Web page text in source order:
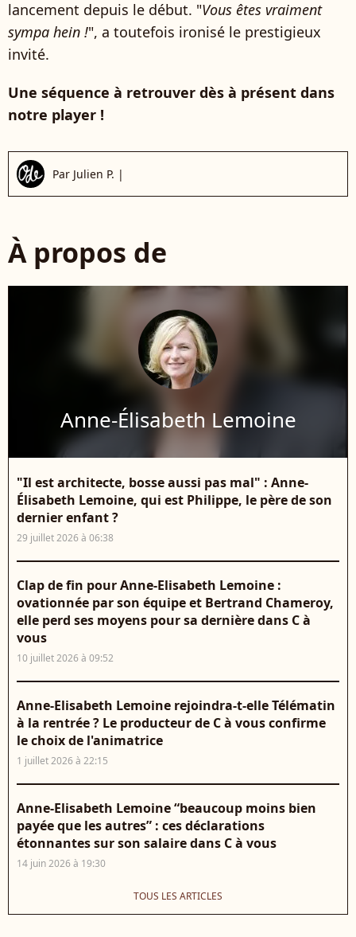
lancement depuis le début. "Vous êtes vraiment
sympa hein !", a toutefois ironisé le prestigieux
invité.
Une séquence à retrouver dès à présent dans
notre player !
Par Julien P. |
À propos de
Anne-Élisabeth Lemoine
"Il est architecte, bosse aussi pas mal" : Anne-
Élisabeth Lemoine, qui est Philippe, le père de son
dernier enfant ?
29 juillet 2026 à 06:38
Clap de fin pour Anne-Elisabeth Lemoine :
ovationnée par son équipe et Bertrand Chameroy,
elle perd ses moyens pour sa dernière dans C à
vous
10 juillet 2026 à 09:52
Anne-Elisabeth Lemoine rejoindra-t-elle Télématin
à la rentrée ? Le producteur de C à vous confirme
le choix de l'animatrice
1 juillet 2026 à 22:15
Anne-Elisabeth Lemoine “beaucoup moins bien
payée que les autres” : ces déclarations
étonnantes sur son salaire dans C à vous
14 juin 2026 à 19:30
TOUS LES ARTICLES